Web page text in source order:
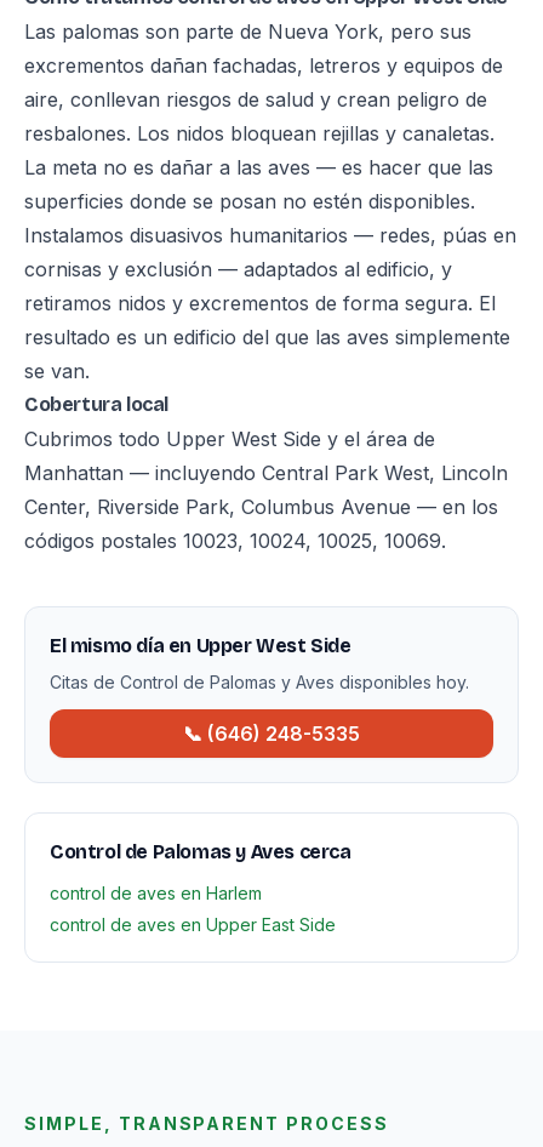
Las palomas son parte de Nueva York, pero sus
excrementos dañan fachadas, letreros y equipos de
aire, conllevan riesgos de salud y crean peligro de
resbalones. Los nidos bloquean rejillas y canaletas.
La meta no es dañar a las aves — es hacer que las
superficies donde se posan no estén disponibles.
Instalamos disuasivos humanitarios — redes, púas en
cornisas y exclusión — adaptados al edificio, y
retiramos nidos y excrementos de forma segura. El
resultado es un edificio del que las aves simplemente
se van.
Cobertura local
Cubrimos todo Upper West Side y el área de
Manhattan — incluyendo Central Park West, Lincoln
Center, Riverside Park, Columbus Avenue — en los
códigos postales 10023, 10024, 10025, 10069.
El mismo día en Upper West Side
Citas de Control de Palomas y Aves disponibles hoy.
📞 (646) 248-5335
Control de Palomas y Aves cerca
control de aves en Harlem
control de aves en Upper East Side
SIMPLE, TRANSPARENT PROCESS